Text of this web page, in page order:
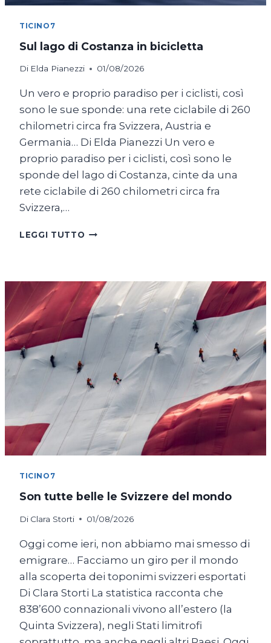
TICINO7
Sul lago di Costanza in bicicletta
Di Elda Pianezzi 01/08/2026
Un vero e proprio paradiso per i ciclisti, così
sono le sue sponde: una rete ciclabile di 260
chilometri circa fra Svizzera, Austria e
Germania… Di Elda Pianezzi Un vero e
proprio paradiso per i ciclisti, così sono le
sponde del lago di Costanza, cinte da una
rete ciclabile di 260 chilometri circa fra
Svizzera,…
LEGGI TUTTO SUL
IN
BICICLETTA
TICINO7
Son tutte belle le Svizzere del mondo
Di Clara Storti 01/08/2026
Oggi come ieri, non abbiamo mai smesso di
emigrare… Facciamo un giro per il mondo
alla scoperta dei toponimi svizzeri esportati
Di Clara Storti La statistica racconta che
838’600 connazionali vivono all’estero (la
Quinta Svizzera), negli Stati limitrofi